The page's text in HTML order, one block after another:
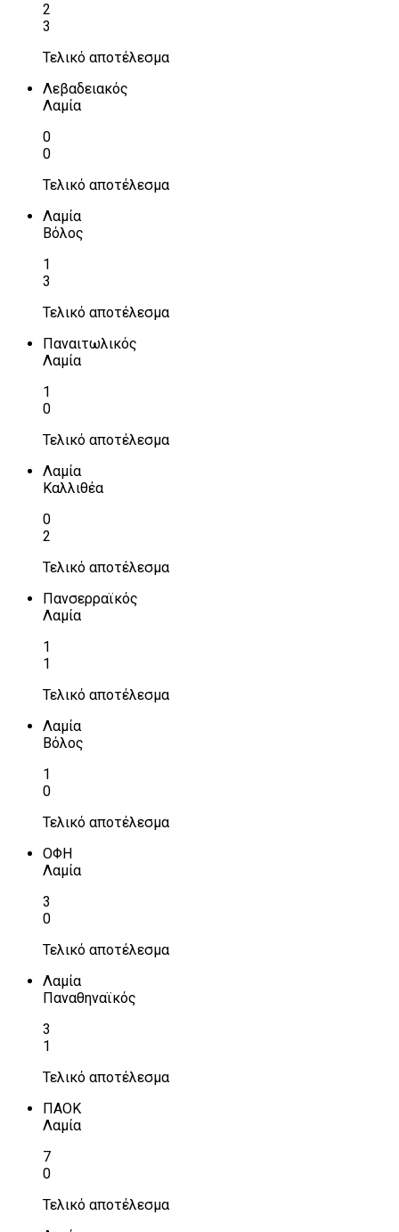
2
3
Τελικό αποτέλεσμα
Λεβαδειακός
Λαμία
0
0
Τελικό αποτέλεσμα
Λαμία
Βόλος
1
3
Τελικό αποτέλεσμα
Παναιτωλικός
Λαμία
1
0
Τελικό αποτέλεσμα
Λαμία
Καλλιθέα
0
2
Τελικό αποτέλεσμα
Πανσερραϊκός
Λαμία
1
1
Τελικό αποτέλεσμα
Λαμία
Βόλος
1
0
Τελικό αποτέλεσμα
ΟΦΗ
Λαμία
3
0
Τελικό αποτέλεσμα
Λαμία
Παναθηναϊκός
3
1
Τελικό αποτέλεσμα
ΠΑΟΚ
Λαμία
7
0
Τελικό αποτέλεσμα